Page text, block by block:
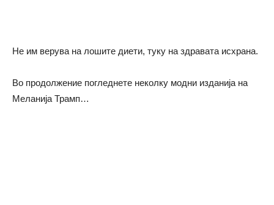
Не им верува на лошите диети, туку на здравата исхрана.
Во продолжение погледнете неколку модни изданија на
Меланија Трамп…